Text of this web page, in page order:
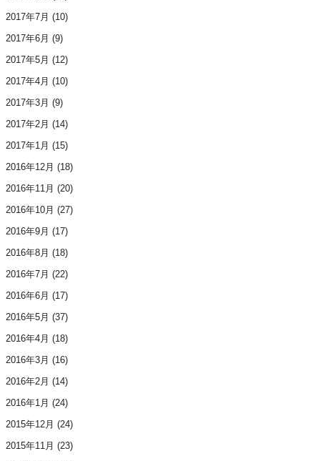
2017年7月 (10)
2017年6月 (9)
2017年5月 (12)
2017年4月 (10)
2017年3月 (9)
2017年2月 (14)
2017年1月 (15)
2016年12月 (18)
2016年11月 (20)
2016年10月 (27)
2016年9月 (17)
2016年8月 (18)
2016年7月 (22)
2016年6月 (17)
2016年5月 (37)
2016年4月 (18)
2016年3月 (16)
2016年2月 (14)
2016年1月 (24)
2015年12月 (24)
2015年11月 (23)